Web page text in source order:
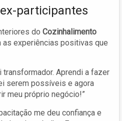
participantes
do Cozinhalimento
experiências positivas que
transformador. Aprendi a fazer
serem possíveis e agora
meu próprio negócio!”
me deu confiança e